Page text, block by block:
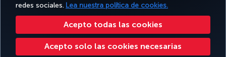
redes sociales. Lea nuestra política de cookies.
Acepto todas las cookies
Acepto solo las cookies necesarias
Cambiar la configuración de cookies Programa de atención al cliente DOT de EE. UU.
Derechos de los interesados de la UE